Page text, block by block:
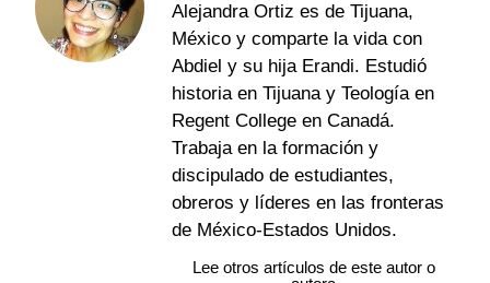
Alejandra Ortiz es de Tijuana,
México y comparte la vida con
Abdiel y su hija Erandi. Estudió
historia en Tijuana y Teología en
Regent College en Canadá.
Trabaja en la formación y
discipulado de estudiantes,
obreros y líderes en las fronteras
de México-Estados Unidos.
Lee otros artículos de este autor o